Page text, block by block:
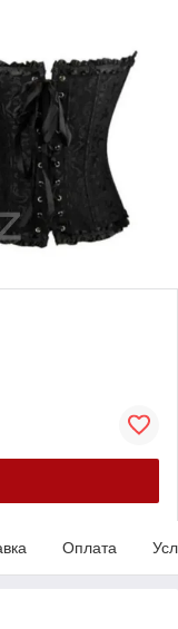
Оплата